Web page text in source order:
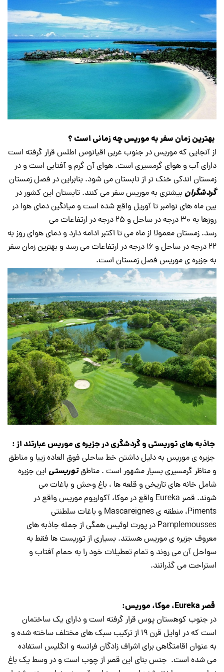
بهترین زمان سفر به موریس چه زمانی است ؟
از آنجایی که موریس در جنوب غربی اقیانوس اطلس قرار گرفته است
دارای آب و هوای گرمسیری است. هوای آن گرم و آفتابی است و در
زمستان اندکی خنک تر از تابستان می شود. بنابراین در فصل زمستان
گردشگرانبیشتری به موریس سفر می کنند. تابستان این کشور در
بین ماه های نوامبر تا آوریل واقع شده است و میانگین دمای هوا در
روزها به ۳۰ درجه در ساحل و ۲۵ درجه در ارتفاعات می
رسد. زمستان معمولا از ماه می تا اکتبر ادامه دارد و دمای هوای روز به
۲۲ درجه در ساحل و ۱۶ درجه در ارتفاعات می رسد و بهترین زمان سفر
به جزیره ی موریس فصل زمستان است.
جاذبه های توریستی و گردشگری در جزیره ی موریس عبارتند از :
جزیره ی موریس به دلیل داشتن خط ساحلی فوق العاده زیبا و مناطق
و مناظر گرمسیری بسیار مشهور است . مناطقتوریستی این جزیره
شامل خانه های تاریخی و قلعه ها ، باغ وحش و باغات می
شوند. قصر Eureka واقع در موکا، آکواریوم موریس واقع در
Piments، منطقه ی Mascareignes و باغات سلطنتی
Pamplemousses در پورت لوئیس همگی از جمله جاذبه های
معروف جزیره ی موریس هستند. بسیاری از توریست ها فقط به
سواحل آن می روند و تمام تعطیلات خود را به حمام آفتاب و
استراحت می گذرانند.
قصر Eureka، موکا، موریس:
در جنوب کوهستان پوس قرار گرفته است و دارای یک ساختمان
است که در اوایل قرن ۱۹ از ترکیب سبک های مختلف ساخته شده و
به عنوان اقامتگاهی برای اشراف زادگان فرانسه و انگلیس استفاده
می شده است. جنس بنای این قصر از چوب است و در وسط یک باغ